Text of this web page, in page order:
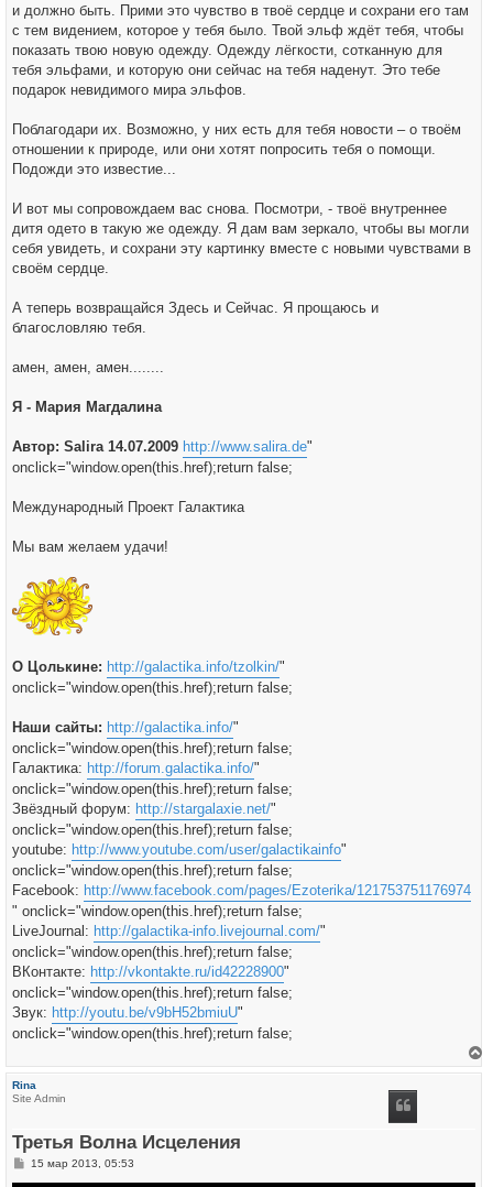
и должно быть. Прими это чувство в твоё сердце и сохрани его там
с тем видением, которое у тебя было. Твой эльф ждёт тебя, чтобы
показать твою новую одежду. Одежду лёгкости, сотканную для
тебя эльфами, и которую они сейчас на тебя наденут. Это тебе
подарок невидимого мира эльфов.
Поблагодари их. Возможно, у них есть для тебя новости – о твоём
отношении к природе, или они хотят попросить тебя о помощи.
Подожди это известие...
И вот мы сопровождаем вас снова. Посмотри, - твоё внутреннее
дитя одето в такую же одежду. Я дам вам зеркало, чтобы вы могли
себя увидеть, и сохрани эту картинку вместе с новыми чувствами в
своём сердце.
А теперь возвращайся Здесь и Сейчас. Я прощаюсь и
благословляю тебя.
aмен, амен, амен........
Я - Мария Магдалина
Автор: Salira 14.07.2009 http://www.salira.de"
onclick="window.open(this.href);return false;
Международный Проект Галактика
Мы вам желаем удачи!
О Цолькине: http://galactika.info/tzolkin/"
onclick="window.open(this.href);return false;
Наши сайты: http://galactika.info/"
onclick="window.open(this.href);return false;
Галактика: http://forum.galactika.info/"
onclick="window.open(this.href);return false;
Звёздный форум: http://stargalaxie.net/"
onclick="window.open(this.href);return false;
youtube: http://www.youtube.com/user/galactikainfo"
onclick="window.open(this.href);return false;
Facebook: http://www.facebook.com/pages/Ezoterika/121753751176974
" onclick="window.open(this.href);return false;
LiveJournal: http://galactika-info.livejournal.com/"
onclick="window.open(this.href);return false;
ВКонтакте: http://vkontakte.ru/id42228900"
onclick="window.open(this.href);return false;
Звук: http://youtu.be/v9bH52bmiuU"
onclick="window.open(this.href);return false;
Rina
Site Admin
Третья Волна Исцеления
С15 мар 2013, 05:53